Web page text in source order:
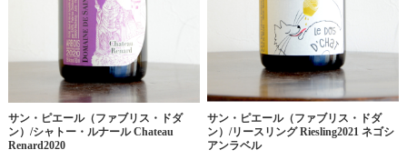
サン・ピエール（ファブリス・ドダ
ン）/シャトー・ルナール Chateau
Renard2020
サン・ピエール（ファブリス・ドダ
ン）/リースリング Riesling2021 ネゴシ
アンラベル